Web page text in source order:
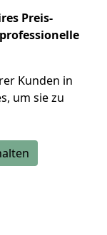
Preis-
Kunden in
um sie zu